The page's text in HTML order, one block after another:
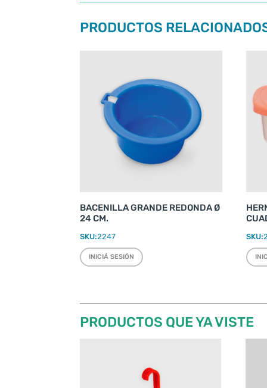
PRODUCTOS
BACENILLA GRANDE REDONDA Ø
24 CM.
SKU:2247
INICIÁ SESIÓN
SKU:
PRODUCTOS QUE YA VISTE